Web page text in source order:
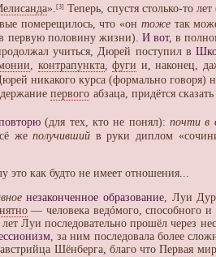
». [3] Теперь, спустя столько-то
померещилось, что «он тожетак
первую половину жизни). И вот, в
учиться, Дюрей поступил в
, контрапункта,фуги и, наконец,
никакого курса (формально говоря)
первого абзаца, придётся
(для тех, кто не понял): почти в
жеполучивший в руки диплом
это как будто не имеет отношения...
незаконченное образование, Луи
— человека ведóмого, способного и
Луи последовательно прошёл через
, за ним последовала более
Шёнберга, благо что Первая